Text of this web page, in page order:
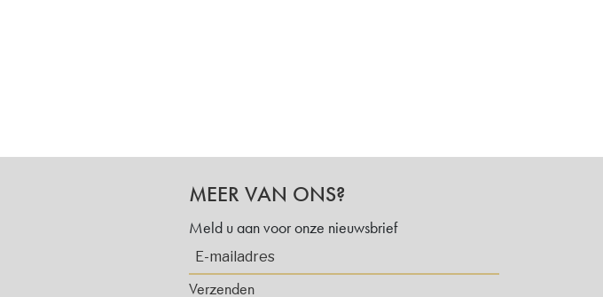
MEER VAN ONS?
Meld u aan voor onze nieuwsbrief